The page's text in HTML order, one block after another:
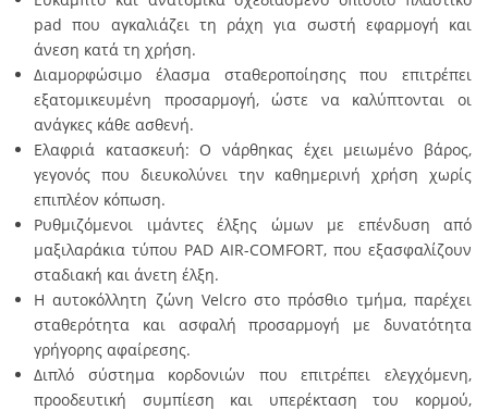
pad που αγκαλιάζει τη ράχη για σωστή εφαρμογή και
άνεση κατά τη χρήση.
Διαμορφώσιμο έλασμα σταθεροποίησης που επιτρέπει
εξατομικευμένη προσαρμογή, ώστε να καλύπτονται οι
ανάγκες κάθε ασθενή.
Ελαφριά κατασκευή: Ο νάρθηκας έχει μειωμένο βάρος,
γεγονός που διευκολύνει την καθημερινή χρήση χωρίς
επιπλέον κόπωση.
Ρυθμιζόμενοι ιμάντες έλξης ώμων με επένδυση από
μαξιλαράκια τύπου PAD AIR-COMFORT, που εξασφαλίζουν
σταδιακή και άνετη έλξη.
Η αυτοκόλλητη ζώνη Velcro στο πρόσθιο τμήμα, παρέχει
σταθερότητα και ασφαλή προσαρμογή με δυνατότητα
γρήγορης αφαίρεσης.
Διπλό σύστημα κορδονιών που επιτρέπει ελεγχόμενη,
προοδευτική συμπίεση και υπερέκταση του κορμού,